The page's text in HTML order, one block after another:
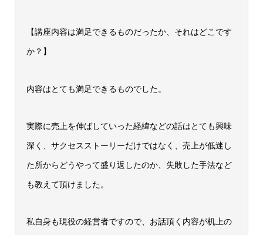
【講座内容は満足できるものだったか、それはどこです
か？】
内容はとても満足できるものでした。
実際に売上を伸ばしていった経緯などの話はとても興味
深く、サクセスストーリーだけではなく、売上が低迷し
た所からどうやって盛り返したのか、失敗した手法など
も教えて頂けました。
私自身も現役の経営者ですので、お話頂く内容が机上の